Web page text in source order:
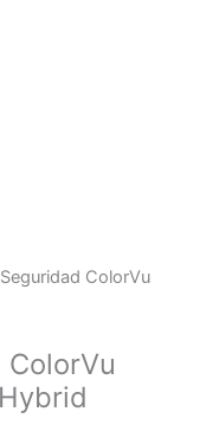
ColorVu